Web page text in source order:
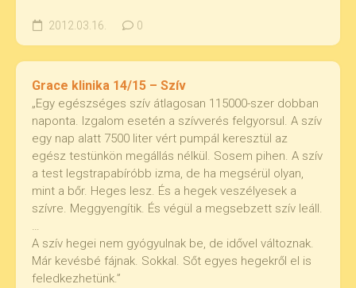
2012.03.16. 0
Grace klinika 14/15 – Szív
„Egy egészséges szív átlagosan 115000-szer dobban
naponta. Izgalom esetén a szívverés felgyorsul. A szív
egy nap alatt 7500 liter vért pumpál keresztül az
egész testünkön megállás nélkül. Sosem pihen. A szív
a test legstrapabíróbb izma, de ha megsérül olyan,
mint a bőr. Heges lesz. És a hegek veszélyesek a
szívre. Meggyengítik. És végül a megsebzett szív leáll.
…
A szív hegei nem gyógyulnak be, de idővel változnak.
Már kevésbé fájnak. Sokkal. Sőt egyes hegekről el is
feledkezhetünk.”